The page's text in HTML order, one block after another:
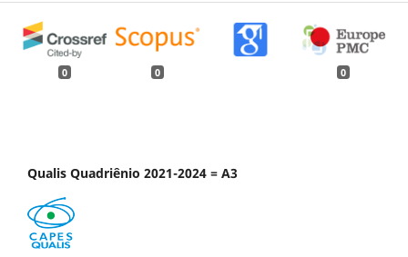
0 0 0
Qualis Quadriênio 2021-2024 = A3